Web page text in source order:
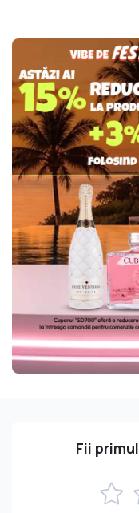
Fii